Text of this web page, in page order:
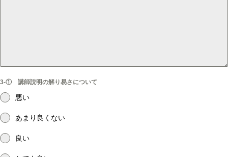
3-① 講師説明の解り易さについて
悪い
あまり良くない
良い